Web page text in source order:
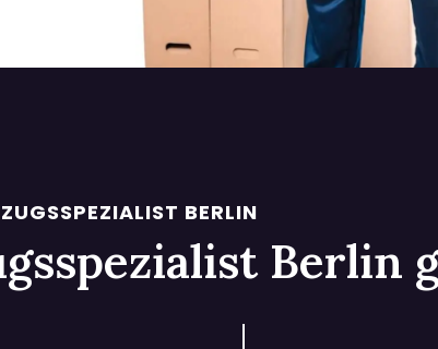
BERLIN
Berlin